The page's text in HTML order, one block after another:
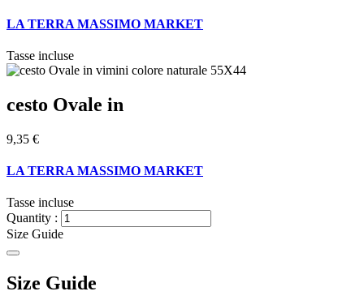
LA TERRA MASSIMO MARKET
Tasse incluse
cesto Ovale in
9,35 €
LA TERRA MASSIMO MARKET
Tasse incluse
Quantity :
Size Guide
Size Guide